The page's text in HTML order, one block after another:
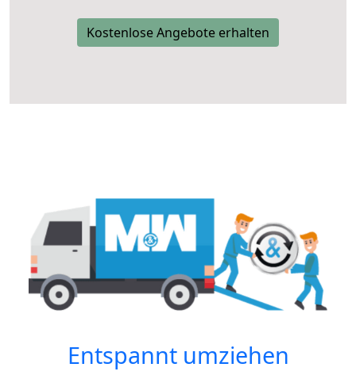
Kostenlose Angebote erhalten
Entspannt umziehen